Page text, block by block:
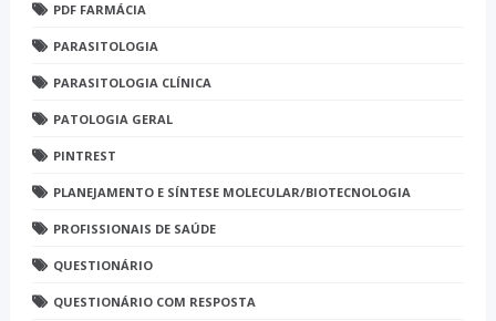
PDF FARMÁCIA
PARASITOLOGIA
PARASITOLOGIA CLÍNICA
PATOLOGIA GERAL
PINTREST
PLANEJAMENTO E SÍNTESE MOLECULAR/BIOTECNOLOGIA
PROFISSIONAIS DE SAÚDE
QUESTIONÁRIO
QUESTIONÁRIO COM RESPOSTA